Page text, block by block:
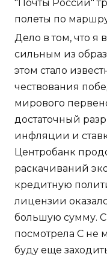
"Почты России"
полеты по
Дело в том, что я
сильным из
этом стало
чествования
мирового
достаточный
инфляции и
Центробанк
раскачиваний
кредитную
лицензии
большую сумму.
посмотрела С не
буду еще